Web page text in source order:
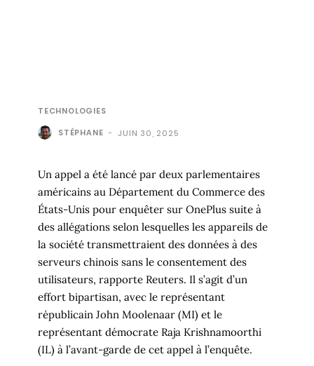
TECHNOLOGIES
STÉPHANE - JUIN 30, 2025
Un appel a été lancé par deux parlementaires
américains au Département du Commerce des
États-Unis pour enquêter sur OnePlus suite à
des allégations selon lesquelles les appareils de
la société transmettraient des données à des
serveurs chinois sans le consentement des
utilisateurs, rapporte Reuters. Il s’agit d’un
effort bipartisan, avec le représentant
républicain John Moolenaar (MI) et le
représentant démocrate Raja Krishnamoorthi
(IL) à l’avant-garde de cet appel à l’enquête.